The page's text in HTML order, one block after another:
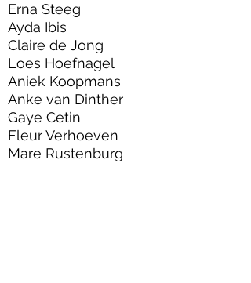
Erna Steeg
Ayda Ibis
Claire de Jong
Loes Hoefnagel
Aniek Koopmans
Anke van Dinther
Gaye Cetin
Fleur Verhoeven
Mare Rustenburg